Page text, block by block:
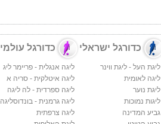
כדורגל ישראלי
ליגת העל - ליגת ווינר
ליגה לאומית
ליגת נוער
ליגות נמוכות
גביע המדינה
כדורגל עולמי
ליגה אנגלית - פריימר ליג
ליגה איטלקית - סריה א
ליגה ספרדית - לה ליגה
ליגה גרמנית - בונדוסליגה
ליגה צרפתית